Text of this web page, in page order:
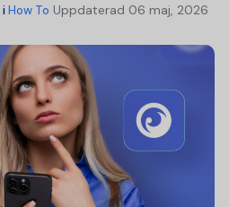
i How To Uppdaterad 06 maj, 2026